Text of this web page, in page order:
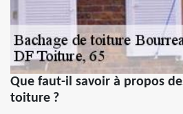
Que faut-il savoir à propos
toiture ?